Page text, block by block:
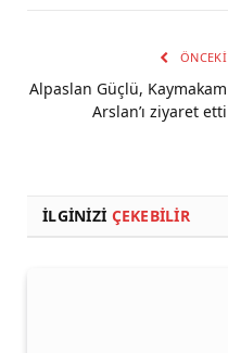
ÖNCEKI
Alpaslan Güçlü, Kaymakam
Arslan’ı ziyaret etti
İLGINIZI ÇEKEBILIR